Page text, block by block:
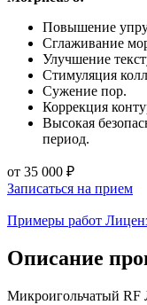
Повышение
Сглаживание
Улучшение
Стимуляция
Сужение пор.
Коррекция
Высокая
период.
от 35 000 ₽
Записаться на прием
Примеры работ
Описание
Микроигольчатый RF